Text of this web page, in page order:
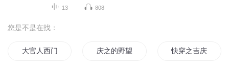
13 808
您是不是在找：
大官人西门庆 庆之的野望 快穿之吉庆有余